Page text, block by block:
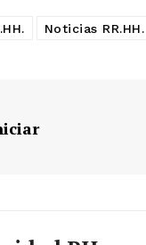
Noticias RR.HH.